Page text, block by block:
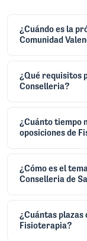
¿Cuándo es la
Comunidad
¿Qué requisitos
Conselleria?
¿Cuánto tiempo
oposiciones de
¿Cómo es el
Conselleria de
¿Cuántas plazas
Fisioterapia?